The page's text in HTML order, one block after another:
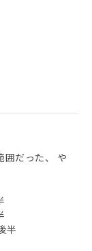
囲だった、 や
半